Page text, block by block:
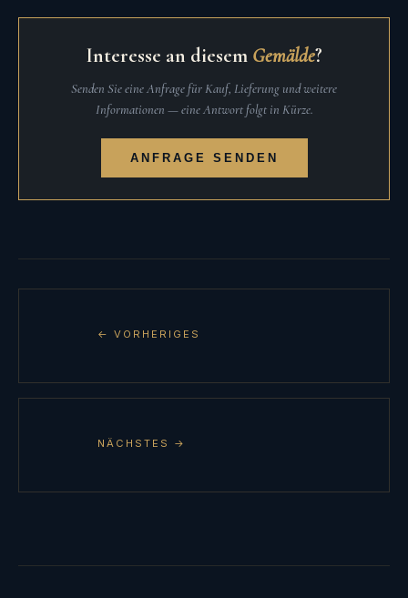
Interesse an diesem Gemälde?
Senden Sie eine Anfrage für Kauf, Lieferung und weitere
Informationen — eine Antwort folgt in Kürze.
ANFRAGE SENDEN
← VORHERIGES
NÄCHSTES →